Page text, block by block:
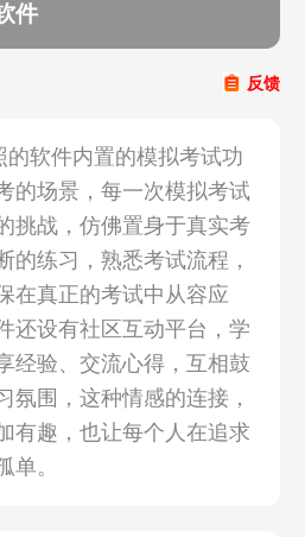
件
反馈
的软件内置的模拟考试功
的场景，每一次模拟考试
挑战，仿佛置身于真实考
的练习，熟悉考试流程，
在真正的考试中从容应
还设有社区互动平台，学
经验、交流心得，互相鼓
氛围，这种情感的连接，
有趣，也让每个人在追求
单。